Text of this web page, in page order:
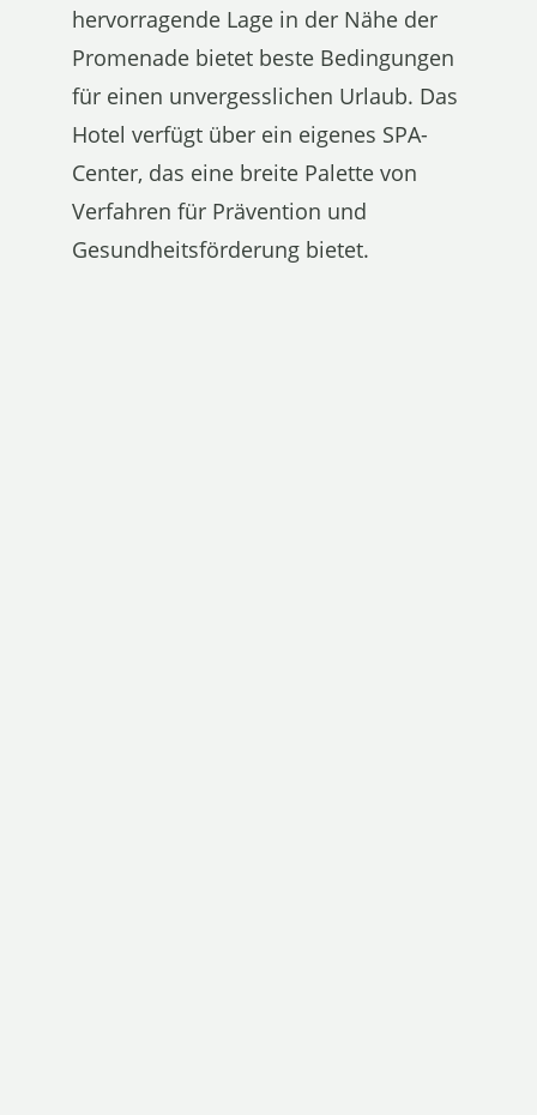
hervorragende Lage in der Nähe der
Promenade bietet beste Bedingungen
für einen unvergesslichen Urlaub. Das
Hotel verfügt über ein eigenes SPA-
Center, das eine breite Palette von
Verfahren für Prävention und
Gesundheitsförderung bietet.